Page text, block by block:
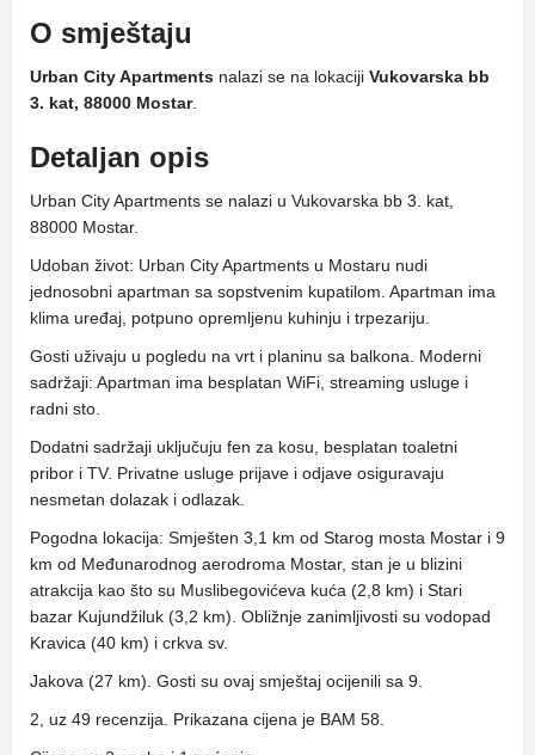
O smještaju
Urban City Apartments nalazi se na lokaciji Vukovarska bb
3. kat, 88000 Mostar.
Detaljan opis
Urban City Apartments se nalazi u Vukovarska bb 3. kat,
88000 Mostar.
Udoban život: Urban City Apartments u Mostaru nudi
jednosobni apartman sa sopstvenim kupatilom. Apartman ima
klima uređaj, potpuno opremljenu kuhinju i trpezariju.
Gosti uživaju u pogledu na vrt i planinu sa balkona. Moderni
sadržaji: Apartman ima besplatan WiFi, streaming usluge i
radni sto.
Dodatni sadržaji uključuju fen za kosu, besplatan toaletni
pribor i TV. Privatne usluge prijave i odjave osiguravaju
nesmetan dolazak i odlazak.
Pogodna lokacija: Smješten 3,1 km od Starog mosta Mostar i 9
km od Međunarodnog aerodroma Mostar, stan je u blizini
atrakcija kao što su Muslibegovićeva kuća (2,8 km) i Stari
bazar Kujundžiluk (3,2 km). Obližnje zanimljivosti su vodopad
Kravica (40 km) i crkva sv.
Jakova (27 km). Gosti su ovaj smještaj ocijenili sa 9.
2, uz 49 recenzija. Prikazana cijena je BAM 58.